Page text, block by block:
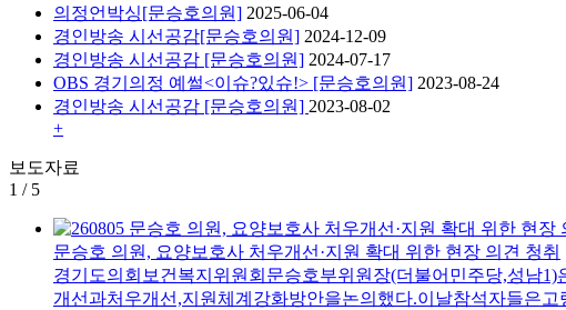
의정언박싱[문승호의원] 2025-06-04
경인방송 시선공감[문승호의원] 2024-12-09
경인방송 시선공감 [문승호의원] 2024-07-17
OBS 경기의정 예썰<이슈?있슈!> [문승호의원] 2023-08-24
경인방송 시선공감 [문승호의원] 2023-08-02
+
보도자료
1 / 5
문승호 의원, 요양보호사 처우개선·지원 확대 위한 현장 의견 청취
경기도의회보건복지위원회문승호부위원장(더불어민주당,성남
개선과처우개선,지원체계강화방안을논의했다.이날참석자들은